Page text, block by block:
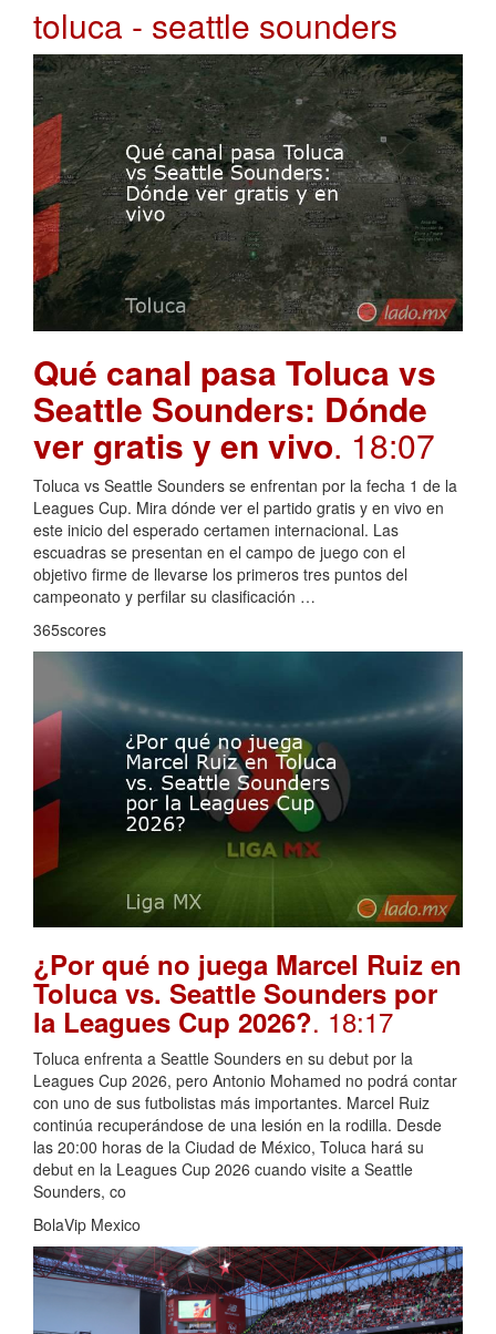
toluca - seattle sounders
Qué canal pasa Toluca vs
Seattle Sounders: Dónde
ver gratis y en vivo. 18:07
Toluca vs Seattle Sounders se enfrentan por la fecha 1 de la
Leagues Cup. Mira dónde ver el partido gratis y en vivo en
este inicio del esperado certamen internacional. Las
escuadras se presentan en el campo de juego con el
objetivo firme de llevarse los primeros tres puntos del
campeonato y perfilar su clasificación …
365scores
¿Por qué no juega Marcel Ruiz en
Toluca vs. Seattle Sounders por
la Leagues Cup 2026?. 18:17
Toluca enfrenta a Seattle Sounders en su debut por la
Leagues Cup 2026, pero Antonio Mohamed no podrá contar
con uno de sus futbolistas más importantes. Marcel Ruiz
continúa recuperándose de una lesión en la rodilla. Desde
las 20:00 horas de la Ciudad de México, Toluca hará su
debut en la Leagues Cup 2026 cuando visite a Seattle
Sounders, co
BolaVip Mexico